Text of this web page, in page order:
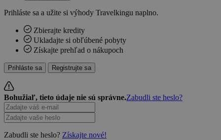
Prihláste sa a užite si výhody Travelkingu naplno.
Zbierajte kredity
Ukladajte si obľúbené pobyty
Získajte prehľad o nákupoch
Prihláste sa Registrujte sa
Bohužiaľ, tieto údaje nie sú správne.Zabudli ste heslo?
Zabudli ste heslo? Získajte nové!